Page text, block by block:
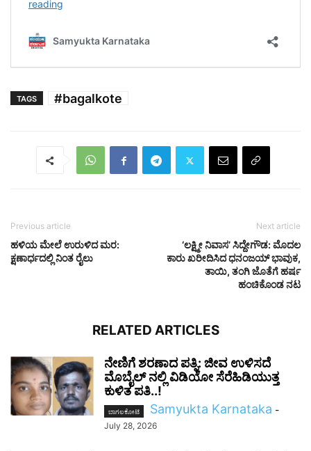
TAGS #bagalkote
Previous article
ಹಳಿಯ ಮೇಲೆ ಉರುಳಿದ ಮರ:
ಕ್ಷಣಾರ್ಧದಲ್ಲಿ ನಿಂತ ರೈಲು
Next article
‘ಲಕ್ಷ್ಮೀ ನಿವಾಸ’ ಸಿದ್ದೇಗೌಡ: ಮೊದಲ
ಕಾರು ಖರೀದಿಸಿದ ಧನಂಜಯ್‌ ಭಾವುಕ,
ತಾಯಿ, ತಂಗಿ ಜೊತೆಗೆ ಹರ್ಷ
ಹಂಚಿಕೊಂಡ ನಟ
RELATED ARTICLES
ನೇಣಿಗೆ ಶರಣಾದ ಪತ್ನಿ: ಜೀವ ಉಳಿಸದೆ
ಮೊಬೈಲ್ ನಲ್ಲಿ ವಿಡಿಯೋ ಸೆರೆಹಿಡಿಯುತ್ತ
ಕುಳಿತ ಪತಿ..!
ಬಾಗಲಕೋಟೆ Samyukta Karnataka -
July 28, 2026